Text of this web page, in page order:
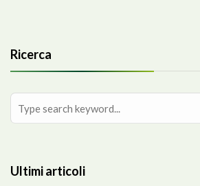
Ricerca
Ultimi articoli